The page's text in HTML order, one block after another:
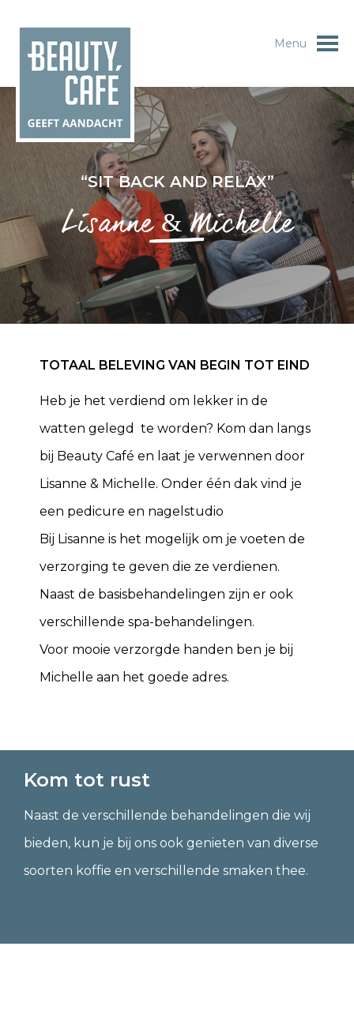
Menu
“SIT BACK AND RELAX”
Lisanne & Michelle
TOTAAL BELEVING VAN BEGIN TOT EIND
Heb je het verdiend om lekker in de
watten gelegd te worden? Kom dan langs
bij Beauty Café en laat je verwennen door
Lisanne & Michelle. Onder één dak vind je
een pedicure en nagelstudio
Bij Lisanne is het mogelijk om je voeten de
verzorging te geven die ze verdienen.
Naast de basisbehandelingen zijn er ook
verschillende spa-behandelingen.
Voor mooie verzorgde handen ben je bij
Michelle aan het goede adres.
Kom tot rust
Naast de verschillende behandelingen die wij
bieden, kun je bij ons ook genieten van diverse
soorten koffie en verschillende smaken thee.